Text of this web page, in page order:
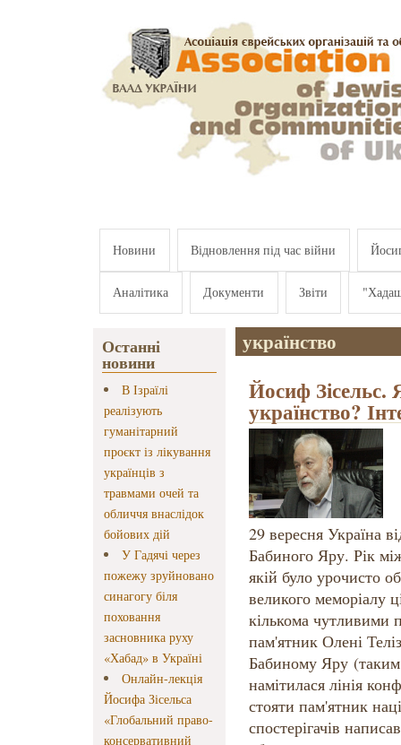
Новини Відновлення під час війни
Аналітика Документи Звіти
Останні
новини
В Ізраїлі
реалізують
гуманітарний
проєкт із лікування
українців з
травмами очей та
обличчя внаслідок
бойових дій
У Гадячі через
пожежу зруйновано
синагогу біля
поховання
засновника руху
«Хабад» в Україні
Онлайн-лекція
Йосифа Зісельса
«Глобальний право-
консервативний
українство
Йосиф Зісельс.
українство?
29 вересня Україна
Бабиного Яру. Рік
якій було урочисто
великого меморіалу
кількома чутливими
пам'ятник Олені
Бабиному Яру
намітилася лінія
стояти пам'ятник
спостерігачів